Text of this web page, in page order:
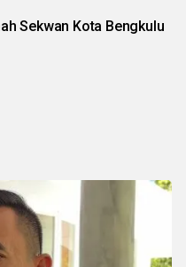
Sekwan Kota Bengkulu